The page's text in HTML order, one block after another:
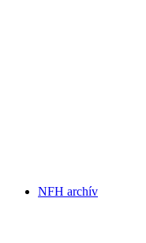
NFH archív